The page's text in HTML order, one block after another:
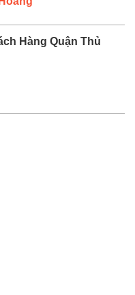
Hàng Quận Thủ